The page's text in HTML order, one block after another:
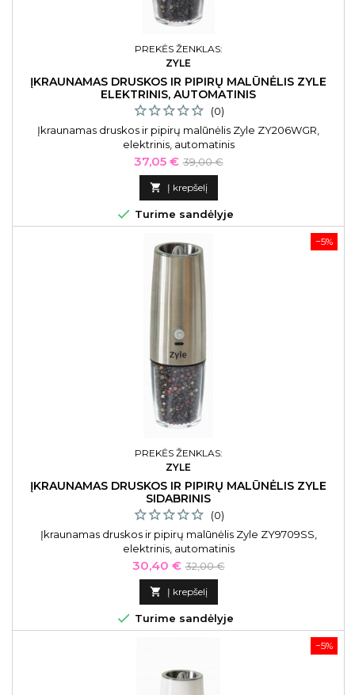
PREKĖS ŽENKLAS:
ZYLE
ĮKRAUNAMAS DRUSKOS IR PIPIRŲ MALŪNĖLIS ZYLE
ELEKTRINIS, AUTOMATINIS
(0)
Įkraunamas druskos ir pipirų malūnėlis Zyle ZY206WGR,
elektrinis, automatinis
Kaina
37,05 € Bazinė
kaina
39,00 €
 Į krepšelį
 Turime sandėlyje
−5%
PREKĖS ŽENKLAS:
ZYLE
ĮKRAUNAMAS DRUSKOS IR PIPIRŲ MALŪNĖLIS ZYLE
SIDABRINIS
(0)
Įkraunamas druskos ir pipirų malūnėlis Zyle ZY9709SS,
elektrinis, automatinis
Kaina
30,40 € Bazinė
kaina
32,00 €
 Į krepšelį
 Turime sandėlyje
−5%